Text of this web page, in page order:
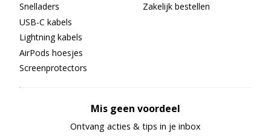
Snelladers
USB-C kabels
Lightning kabels
AirPods hoesjes
Screenprotectors
Zakelijk bestellen
Mis geen voordeel
Ontvang acties & tips in je inbox